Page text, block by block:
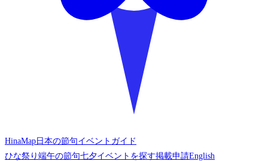
HinaMap 日本の節句イベントガイド
ひな祭り 端午の節句七夕イベントを探す掲載申請English